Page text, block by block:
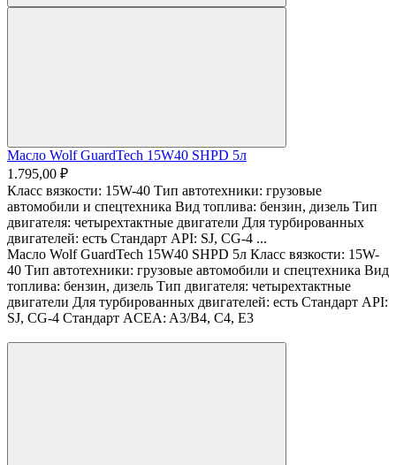
Масло Wolf GuardTech 15W40 SHPD 5л
1.795,00 ₽
Класс вязкости: 15W-40 Тип автотехники: грузовые
автомобили и спецтехника Вид топлива: бензин, дизель Тип
двигателя: четырехтактные двигатели Для турбированных
двигателей: есть Стандарт API: SJ, CG-4 ...
Масло Wolf GuardTech 15W40 SHPD 5л Класс вязкости: 15W-
40 Тип автотехники: грузовые автомобили и спецтехника Вид
топлива: бензин, дизель Тип двигателя: четырехтактные
двигатели Для турбированных двигателей: есть Стандарт API:
SJ, CG-4 Стандарт ACEA: A3/В4, С4, E3